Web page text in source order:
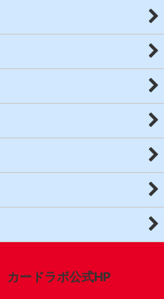
カードラボ公式HP